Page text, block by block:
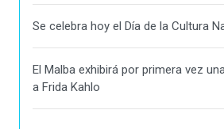
Se celebra hoy el Día de la Cultura
El Malba exhibirá por primera vez
a Frida Kahlo